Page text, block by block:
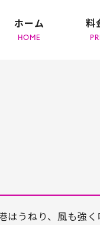
ホーム
料
うねり、風も強